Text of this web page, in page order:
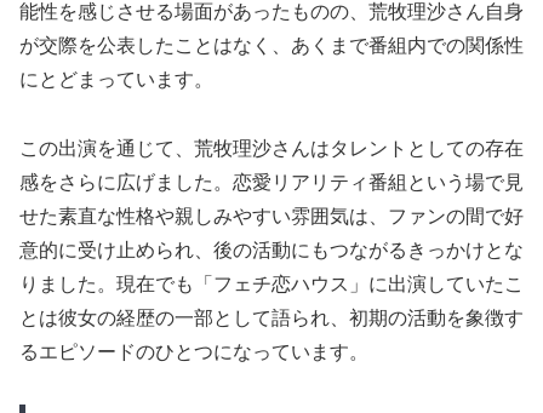
能性を感じさせる場面があったものの、荒牧理沙さん自身
が交際を公表したことはなく、あくまで番組内での関係性
にとどまっています。
この出演を通じて、荒牧理沙さんはタレントとしての存在
感をさらに広げました。恋愛リアリティ番組という場で見
せた素直な性格や親しみやすい雰囲気は、ファンの間で好
意的に受け止められ、後の活動にもつながるきっかけとな
りました。現在でも「フェチ恋ハウス」に出演していたこ
とは彼女の経歴の一部として語られ、初期の活動を象徴す
るエピソードのひとつになっています。